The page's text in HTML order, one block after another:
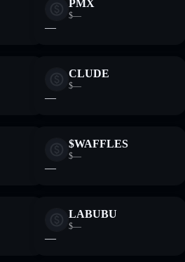
PMX
$—
—
CLUDE
$—
—
$WAFFLES
$—
—
LABUBU
$—
—